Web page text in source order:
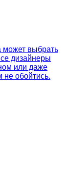
может выбрать
дизайнеры
или даже
не обойтись.